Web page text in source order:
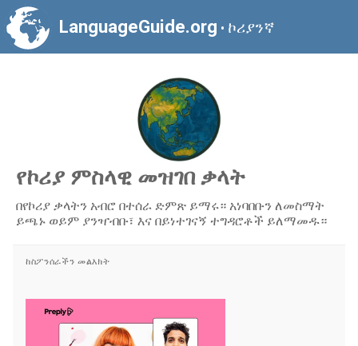
LanguageGuide.org • ኮሪያንኛ
የኮሪያ ምስላዊ መዝገበ ቃላት
በየኮሪያ ቃላትን አብሮ በተሰራ ድምጽ ይማሩ። አነባበቡን ለመስማት
ይጫኑ ወይም ያንዣብቡ፣ እና በይነተገናኝ ተግዳሮቶች ይለማመዱ።
ከስፖንሰራችን መልእክት